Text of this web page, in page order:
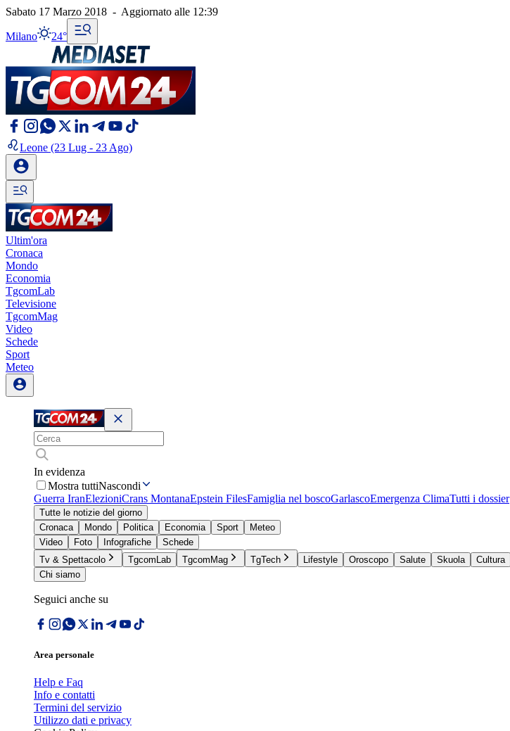
Sabato 17 Marzo 2018 - Aggiornato alle 12:39
Milano 24°
Leone (23 Lug - 23 Ago)
Ultim'ora
Cronaca
Mondo
Economia
TgcomLab
Televisione
TgcomMag
Video
Schede
Sport
Meteo
In evidenza
Mostra tuttiNascondi
Guerra IranElezioniCrans MontanaEpstein FilesFamiglia nel boscoGarlascoEmergenza ClimaTutti i dossier
Tutte le notizie del giorno
Cronaca
Mondo Politica Economia Sport
Meteo
Video
Foto Infografiche
Schede
Tv & Spettacolo
TgcomLab TgcomMag TgTech Lifestyle Oroscopo Salute Skuola Cultura
Chi siamo
Seguici anche su
Area personale
Help e Faq
Info e contatti
Termini del servizio
Utilizzo dati e privacy